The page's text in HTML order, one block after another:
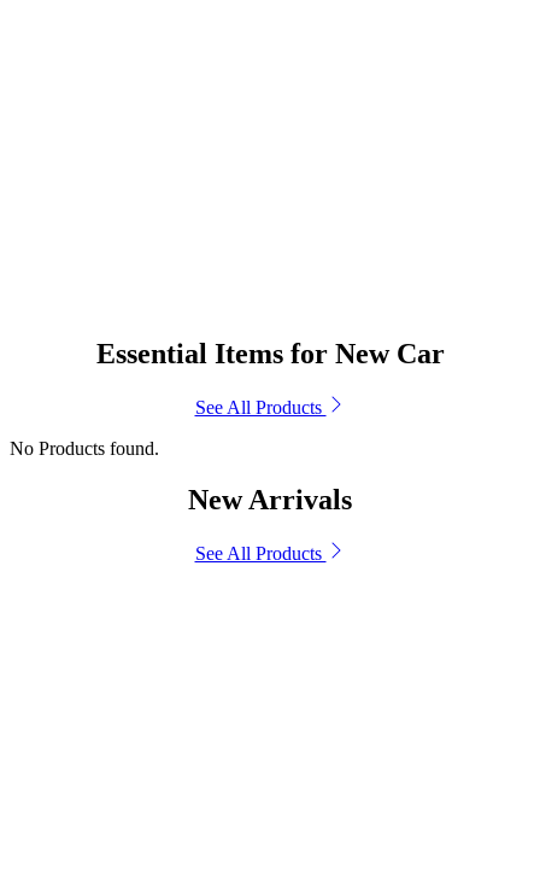
Essential Items for New Car
See All Products
No Products found.
New Arrivals
See All Products